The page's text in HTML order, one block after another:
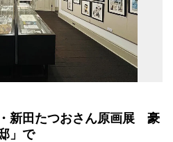
新田たつおさん原画展 豪
」で